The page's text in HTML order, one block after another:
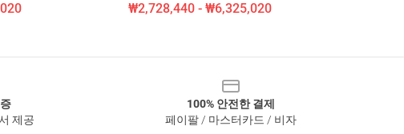
₩2,728,440 - ₩6,325,020
제공
100% 안전한 결제
페이팔 / 마스터카드 / 비자